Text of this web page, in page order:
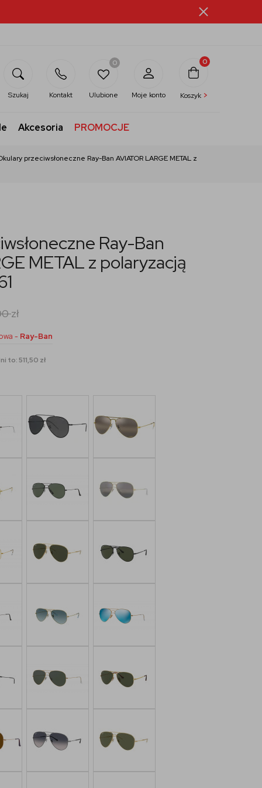
Szukaj Kontakt
0
Ulubione Moje konto
0
Koszyk >
Akcesoria PROMOCJE
przeciwsłoneczne Ray-Ban AVIATOR LARGE METAL z
Ray-Ban
METAL z polaryzacją
zł
- Ray-Ban
to: 511,50 zł